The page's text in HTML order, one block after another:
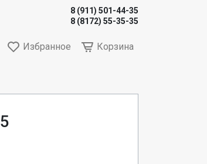
8 (911) 501-44-35
8 (8172) 55-35-35
Избранное Корзина